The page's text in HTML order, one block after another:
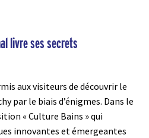
livre ses secrets
aux visiteurs de découvrir le
par le biais d’énigmes. Dans le
« Culture Bains » qui
innovantes et émergeantes